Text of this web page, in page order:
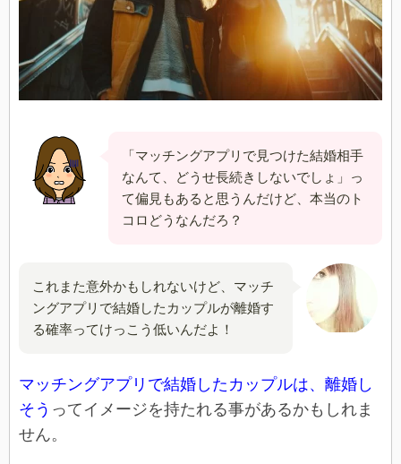
「マッチングアプリで見つけた結婚相手
なんて、どうせ長続きしないでしょ」っ
て偏見もあると思うんだけど、本当のト
コロどうなんだろ？
これまた意外かもしれないけど、マッチ
ングアプリで結婚したカップルが離婚す
る確率ってけっこう低いんだよ！
マッチングアプリで結婚したカップルは、離婚し
そう ってイメージを持たれる事があるかもしれま
せん。